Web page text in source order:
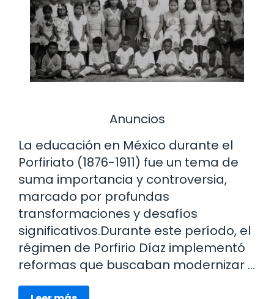
Anuncios
La educación en México durante el
Porfiriato (1876-1911) fue un tema de
suma importancia y controversia,
marcado por profundas
transformaciones y desafíos
significativos.Durante este período, el
régimen de Porfirio Díaz implementó
reformas que buscaban modernizar …